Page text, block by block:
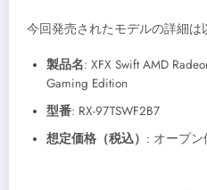
今回発売されたモデルの詳細は
製品名: XFX Swift AMD
Gaming Edition
型番: RX-97TSWF2B7
想定価格（税込） : オープン